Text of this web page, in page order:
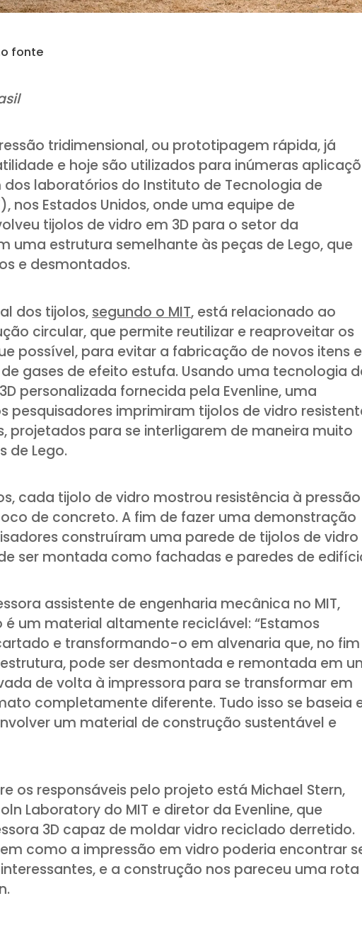
fonte
tridimensional, ou prototipagem rápida, já
e hoje são utilizados para inúmeras
dos laboratórios do Instituto de Tecnologia de
nos Estados Unidos, onde uma equipe de
tijolos de vidro em 3D para o setor da
uma estrutura semelhante às peças de Lego, que
e desmontados.
dos tijolos, segundo o MIT, está relacionado ao
circular, que permite reutilizar e reaproveitar os
possível, para evitar a fabricação de novos itens e
gases de efeito estufa. Usando uma tecnologia
personalizada fornecida pela Evenline, uma
pesquisadores imprimiram tijolos de vidro
projetados para se interligarem de maneira muito
de Lego.
cada tijolo de vidro mostrou resistência à pressão
de concreto. A fim de fazer uma demonstração
construíram uma parede de tijolos de vidro
ser montada como fachadas e paredes de
assistente de engenharia mecânica no MIT,
é um material altamente reciclável: “Estamos
e transformando-o em alvenaria que, no fim
pode ser desmontada e remontada em
de volta à impressora para se transformar em
completamente diferente. Tudo isso se baseia
um material de construção sustentável e
os responsáveis pelo projeto está Michael Stern,
Laboratory do MIT e diretor da Evenline, que
3D capaz de moldar vidro reciclado derretido.
como a impressão em vidro poderia encontrar
e a construção nos pareceu uma rota